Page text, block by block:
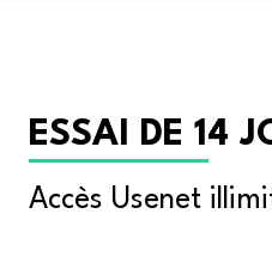
ESSAI DE 14
Accès Usenet